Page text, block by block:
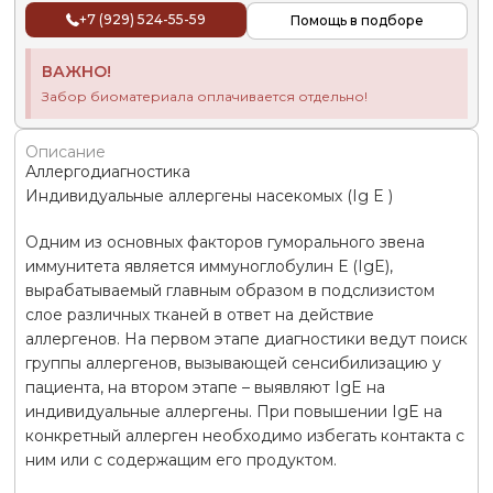
+7 (929) 524-55-59 Помощь в подборе
ВАЖНО!
Забор биоматериала оплачивается отдельно!
Описание
Аллергодиагностика
Индивидуальные аллергены насекомых (Ig E )
Одним из основных факторов гуморального звена
иммунитета является иммуноглобулин Е (IgE),
вырабатываемый главным образом в подслизистом
слое различных тканей в ответ на действие
аллергенов. На первом этапе диагностики ведут поиск
группы аллергенов, вызывающей сенсибилизацию у
пациента, на втором этапе – выявляют IgE на
индивидуальные аллергены. При повышении IgE на
конкретный аллерген необходимо избегать контакта с
ним или с содержащим его продуктом.